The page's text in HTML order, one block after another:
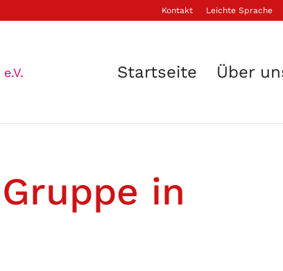
Kontakt Leichte Sprache
Startseite Über
in